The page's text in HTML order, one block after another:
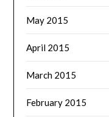
May 2015
April 2015
March 2015
February 2015